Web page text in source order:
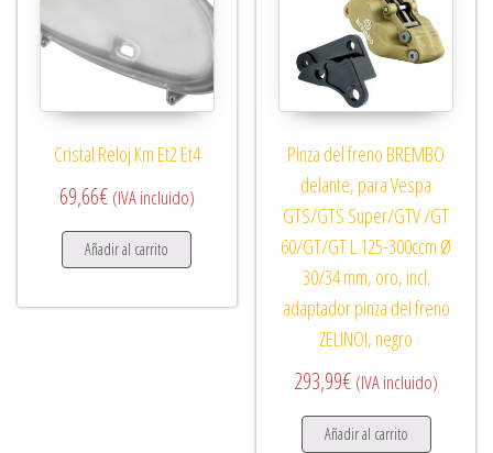
Cristal Reloj Km Et2 Et4
69,66€ (IVA incluido)
Añadir al carrito
Pinza del freno BREMBO
delante, para Vespa
GTS/GTS Super/GTV /GT
60/GT/GT L 125-300ccm Ø
30/34 mm, oro, incl.
adaptador pinza del freno
ZELINOI, negro
293,99€ (IVA incluido)
Añadir al carrito